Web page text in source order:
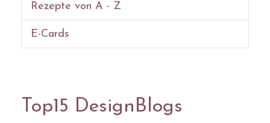
Rezepte von A - Z
E-Cards
Top15 DesignBlogs